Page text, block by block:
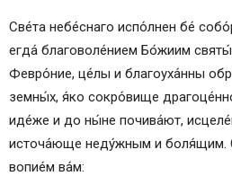
Све́та небе́снаго испо́лнен бе́
егда́ благоволе́нием Бо́жиим
Февро́ние, це́лы и благоуха́нны
земны́х, я́ко сокро́вище
иде́же и до ны́не почива́ют,
источа́юще неду́жным и боля́щим.
вопие́м ва́м: